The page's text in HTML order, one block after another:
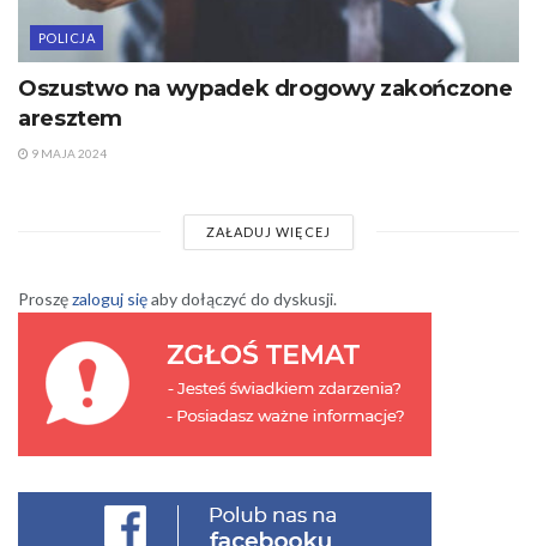
POLICJA
Oszustwo na wypadek drogowy zakończone
aresztem
9 MAJA 2024
ZAŁADUJ WIĘCEJ
Proszęzaloguj sięaby dołączyć do dyskusji.